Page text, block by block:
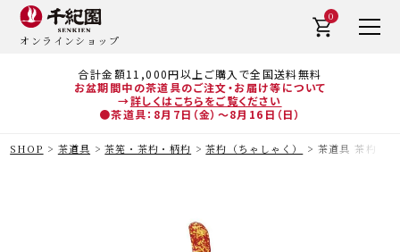
合計金額11,000円以上ご購入で全国送料無料
お盆期間中の茶道具のご注文・お届け等について
→詳しくはこちらをご覧ください
●茶道具：8月7日（金）～8月16日（日）
オンラインショップ
0
SHOP 茶道具 茶筅・茶杓・柄杓 茶杓（ちゃしゃく） 茶道具 茶杓（